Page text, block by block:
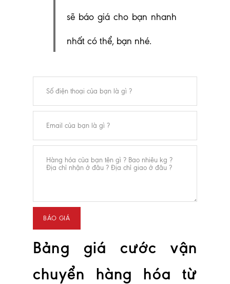
sẽ báo giá cho bạn nhanh
nhất có thể, bạn nhé.
Bảng giá cước vận
chuyển hàng hóa từ